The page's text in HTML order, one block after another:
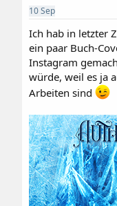
10 Sep
Ich hab in letzter
ein paar Buch-
Instagram
würde, weil es ja
Arbeiten sind